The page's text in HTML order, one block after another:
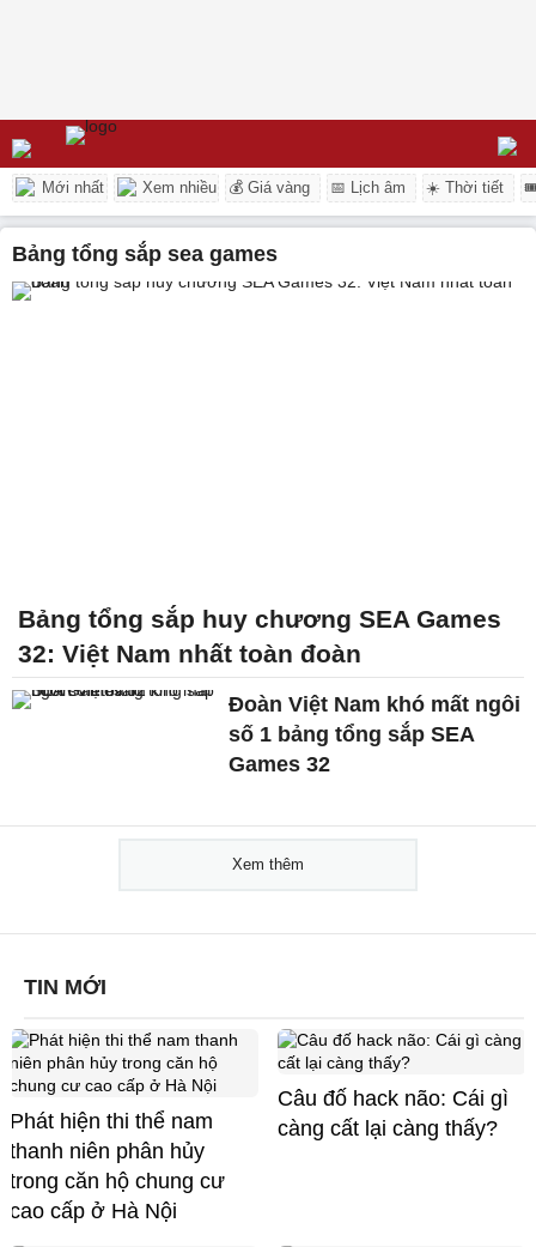
Mới nhất Xem nhiều 💰 Giá vàng 📅 Lịch âm ☀️ Thời tiết
bảng tổng sắp sea games
Bảng tổng sắp huy chương SEA Games
32: Việt Nam nhất toàn đoàn
Đoàn Việt Nam khó mất ngôi
số 1 bảng tổng sắp SEA
Games 32
Xem thêm
TIN MỚI
Phát hiện thi thể nam
thanh niên phân hủy
trong căn hộ chung cư
cao cấp ở Hà Nội
Câu đố hack não: Cái gì
càng cất lại càng thấy?